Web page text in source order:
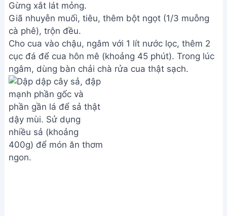
Gừng xắt lát mỏng.
Giã nhuyễn muối, tiêu, thêm bột ngọt (1/3 muỗng
cà phê), trộn đều.
Cho cua vào chậu, ngâm với 1 lít nước lọc, thêm 2
cục đá để cua hôn mê (khoảng 45 phút). Trong lúc
ngâm, dùng bàn chải chà rửa cua thật sạch.